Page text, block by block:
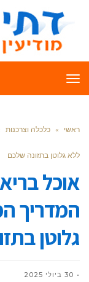
תפריט
ראשי » כלכלה וצרכנות
ללא גלוטן בתזונה שלכם
אוכל
המדריך
גלוטן
30 ביולי 2025